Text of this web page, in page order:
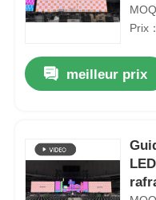
air
Prix
meilleur prix